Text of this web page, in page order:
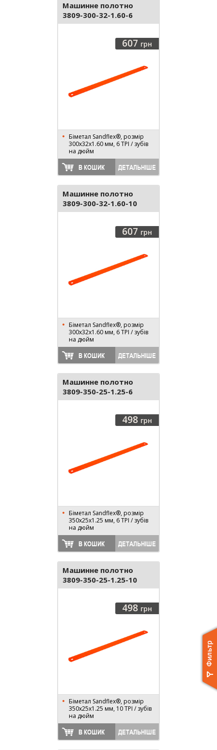
Машинне полотно
3809-300-32-1.60-6
607 грн
Біметал Sandflex®, розмір
300х32х1.60 мм, 6 TPI / зубів
на дюйм
В КОШИК ДЕТАЛЬНІШЕ
Машинне полотно
3809-300-32-1.60-10
607 грн
Біметал Sandflex®, розмір
300х32х1.60 мм, 6 TPI / зубів
на дюйм
В КОШИК ДЕТАЛЬНІШЕ
Машинне полотно
3809-350-25-1.25-6
498 грн
Біметал Sandflex®, розмір
350х25х1.25 мм, 6 TPI / зубів
на дюйм
В КОШИК ДЕТАЛЬНІШЕ
Машинне полотно
3809-350-25-1.25-10
498 грн
Біметал Sandflex®, розмір
350х25х1.25 мм, 10 TPI / зубів
на дюйм
В КОШИК ДЕТАЛЬНІШЕ